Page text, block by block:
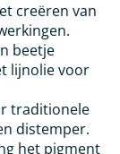
creëren van
beetje
lijnolie voor
traditionele
distemper.
het pigment